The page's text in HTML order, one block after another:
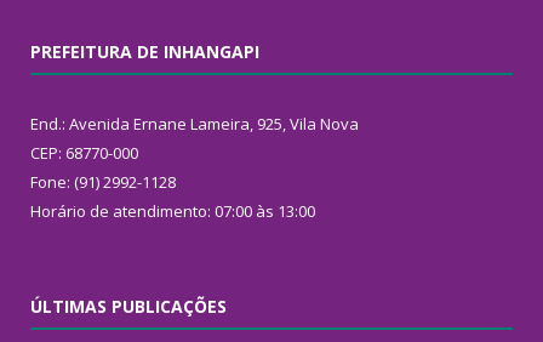
PREFEITURA DE INHANGAPI
End.: Avenida Ernane Lameira, 925, Vila Nova
CEP: 68770-000
Fone: (91) 2992-1128
Horário de atendimento: 07:00 às 13:00
ÚLTIMAS PUBLICAÇÕES